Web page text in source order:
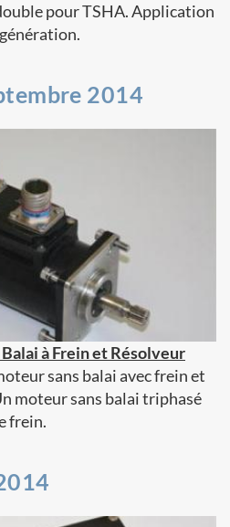
pour TSHA. Application
2014
à Frein et Résolveur
sans balai avec frein et
moteur sans balai triphasé
frein.